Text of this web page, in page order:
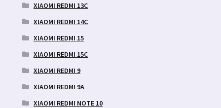
XIAOMI REDMI 13C
XIAOMI REDMI 14C
XIAOMI REDMI 15
XIAOMI REDMI 15C
XIAOMI REDMI 9
XIAOMI REDMI 9A
XIAOMI REDMI NOTE 10